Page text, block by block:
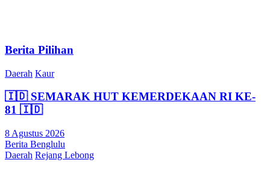
Berita Pilihan
Daerah Kaur
🇮🇩 SEMARAK HUT KEMERDEKAAN RI KE-
81 🇮🇩
8 Agustus 2026
Berita Benglulu
Daerah Rejang Lebong